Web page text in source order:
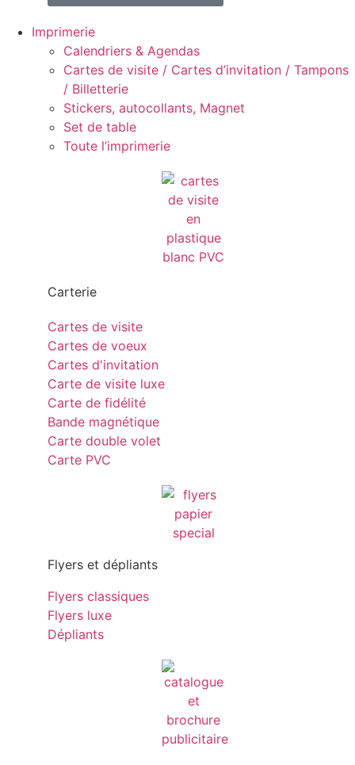
Imprimerie
Calendriers & Agendas
Cartes de visite / Cartes d’invitation / Tampons
/ Billetterie
Stickers, autocollants, Magnet
Set de table
Toute l’imprimerie
Carterie
Cartes de visite
Cartes de voeux
Cartes d'invitation
Carte de visite luxe
Carte de fidélité
Bande magnétique
Carte double volet
Carte PVC
Flyers et dépliants
Flyers classiques
Flyers luxe
Dépliants